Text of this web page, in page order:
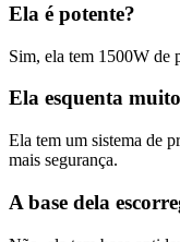
Ela é potente?
Sim, ela tem 1500W de
Ela esquenta
Ela tem um sistema de
mais segurança.
A base dela